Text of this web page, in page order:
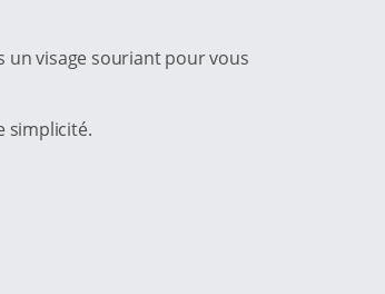
un visage souriant pour vous
simplicité.